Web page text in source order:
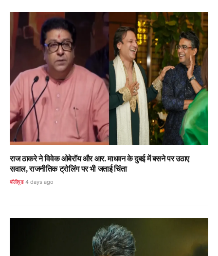
राज ठाकरे ने विवेक ओबेरॉय और आर. माधवन के दुबई में बसने पर उठाए
सवाल, राजनीतिक ट्रोलिंग पर भी जताई चिंता
बॉलीवुड 4 days ago